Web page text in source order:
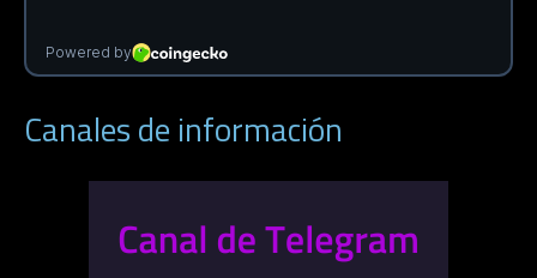
Canales de información